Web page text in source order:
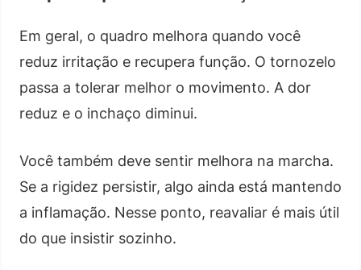
Em geral, o quadro melhora quando você
reduz irritação e recupera função. O tornozelo
passa a tolerar melhor o movimento. A dor
reduz e o inchaço diminui.
Você também deve sentir melhora na marcha.
Se a rigidez persistir, algo ainda está mantendo
a inflamação. Nesse ponto, reavaliar é mais útil
do que insistir sozinho.